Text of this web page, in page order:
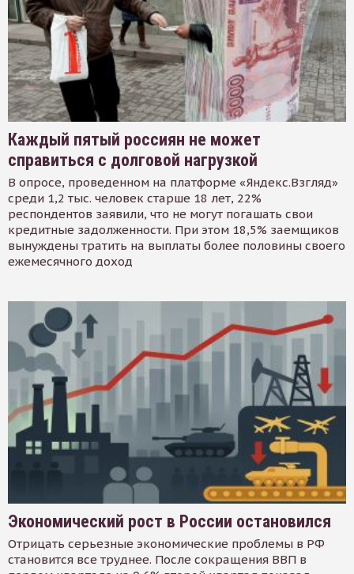
Каждый пятый россиян не может
справиться с долговой нагрузкой
В опросе, проведенном на платформе «Яндекс.Взгляд»
среди 1,2 тыс. человек старше 18 лет, 22%
респондентов заявили, что не могут погашать свои
кредитные задолженности. При этом 18,5% заемщиков
вынуждены тратить на выплаты более половины своего
ежемесячного доход
Экономический рост в России остановился
Отрицать серьезные экономические проблемы в РФ
становится все труднее. После сокращения ВВП в